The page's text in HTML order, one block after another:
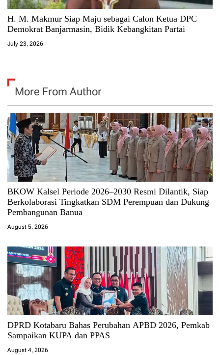
H. M. Makmur Siap Maju sebagai Calon Ketua DPC
Demokrat Banjarmasin, Bidik Kebangkitan Partai
July 23, 2026
More From Author
BKOW Kalsel Periode 2026–2030 Resmi Dilantik, Siap
Berkolaborasi Tingkatkan SDM Perempuan dan Dukung
Pembangunan Banua
August 5, 2026
DPRD Kotabaru Bahas Perubahan APBD 2026, Pemkab
Sampaikan KUPA dan PPAS
August 4, 2026